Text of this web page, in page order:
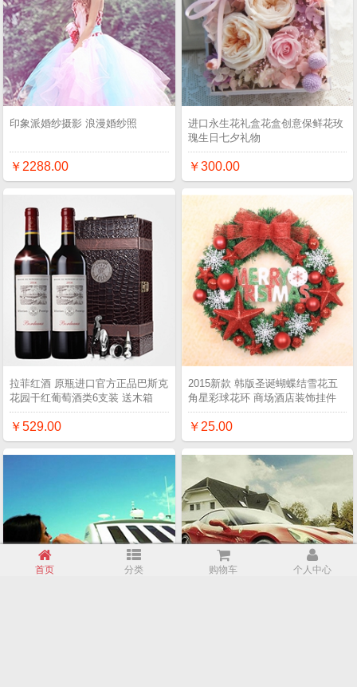
印象派婚纱摄影 浪漫婚纱照
￥2288.00
进口永生花礼盒花盒创意保鲜花玫
瑰生日七夕礼物
￥300.00
拉菲红酒 原瓶进口官方正品巴斯克
花园干红葡萄酒类6支装 送木箱
￥529.00
2015新款 韩版圣诞蝴蝶结雪花五
角星彩球花环 商场酒店装饰挂件
￥25.00
首页 分类 购物车 个人中心